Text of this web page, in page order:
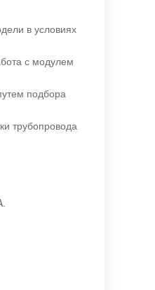
в условиях
с модулем
подбора
трубопровода